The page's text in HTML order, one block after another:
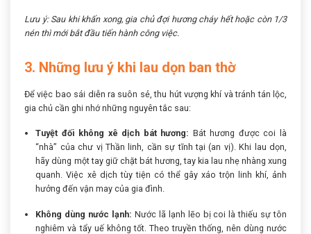
Lưu ý: Sau khi khấn xong, gia chủ đợi hương cháy hết hoặc còn 1/3
nén thì mới bắt đầu tiến hành công việc.
3. Những lưu ý khi lau dọn ban thờ
Để việc bao sái diễn ra suôn sẻ, thu hút vượng khí và tránh tán lộc,
gia chủ cần ghi nhớ những nguyên tắc sau:
Tuyệt đối không xê dịch bát hương: Bát hương được coi là
“nhà” của chư vị Thần linh, cần sự tĩnh tại (an vị). Khi lau dọn,
hãy dùng một tay giữ chặt bát hương, tay kia lau nhẹ nhàng xung
quanh. Việc xê dịch tùy tiện có thể gây xáo trộn linh khí, ảnh
hưởng đến vận may của gia đình.
Không dùng nước lạnh: Nước lã lạnh lẽo bị coi là thiếu sự tôn
nghiêm và tẩy uế không tốt. Theo truyền thống, nên dùng nước